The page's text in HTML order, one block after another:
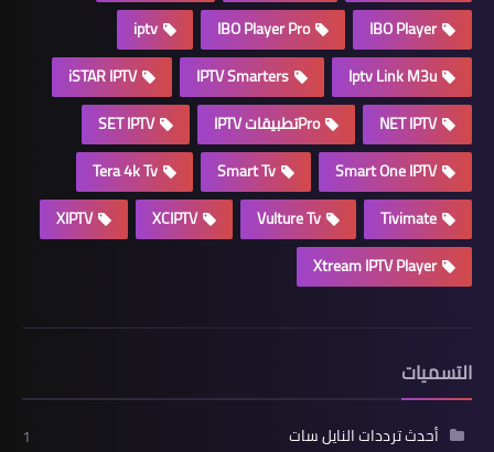
IBO Player
IBO Player Pro
iptv
Iptv Link M3u
IPTV Smarters
iSTAR IPTV
NET IPTV
Proتطبيقات IPTV
SET IPTV
Smart One IPTV
Smart Tv
Tera 4k Tv
Tivimate
Vulture Tv
XCIPTV
XIPTV
Xtream IPTV Player
التسميات
أحدث ترددات النايل سات
1